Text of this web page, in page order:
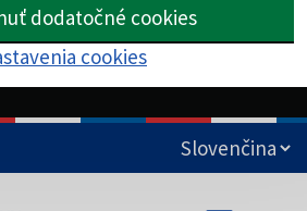
dodatočné cookies
cookies